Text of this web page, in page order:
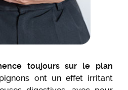
toujours sur le plan
ont un effet irritant